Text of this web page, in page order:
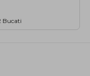
Bucati